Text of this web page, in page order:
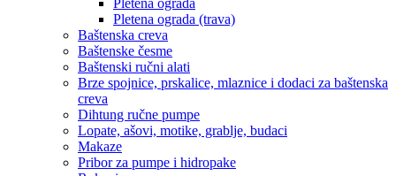
Pletena ograda
Pletena ograda (trava)
Baštenska creva
Baštenske česme
Baštenski ručni alati
Brze spojnice, prskalice, mlaznice i dodaci za baštenska
creva
Dihtung ručne pumpe
Lopate, ašovi, motike, grablje, budaci
Makaze
Pribor za pumpe i hidropake